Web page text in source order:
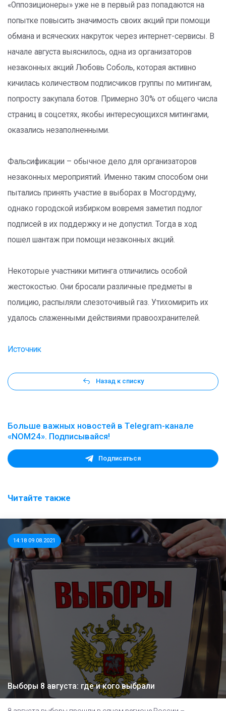
«Оппозиционеры» уже не в первый раз попадаются на
попытке повысить значимость своих акций при помощи
обмана и всяческих накруток через интернет-сервисы. В
начале августа выяснилось, одна из организаторов
незаконных акций Любовь Соболь, которая активно
кичилась количеством подписчиков группы по митингам,
попросту закупала ботов. Примерно 30% от общего числа
страниц в соцсетях, якобы интересующихся митингами,
оказались незаполненными.
Фальсификации – обычное дело для организаторов
незаконных мероприятий. Именно таким способом они
пытались принять участие в выборах в Мосгордуму,
однако городской избирком вовремя заметил подлог
подписей в их поддержку и не допустил. Тогда в ход
пошел шантаж при помощи незаконных акций.
Некоторые участники митинга отличились особой
жестокостью. Они бросали различные предметы в
полицию, распыляли слезоточивый газ. Утихомирить их
удалось слаженными действиями правоохранителей.
Источник
Назад к списку
Больше важных новостей в Telegram-канале
«NOM24». Подписывайся!
Подписаться
Читайте также
14:18 09.08.2021
Выборы 8 августа: где и кого выбрали